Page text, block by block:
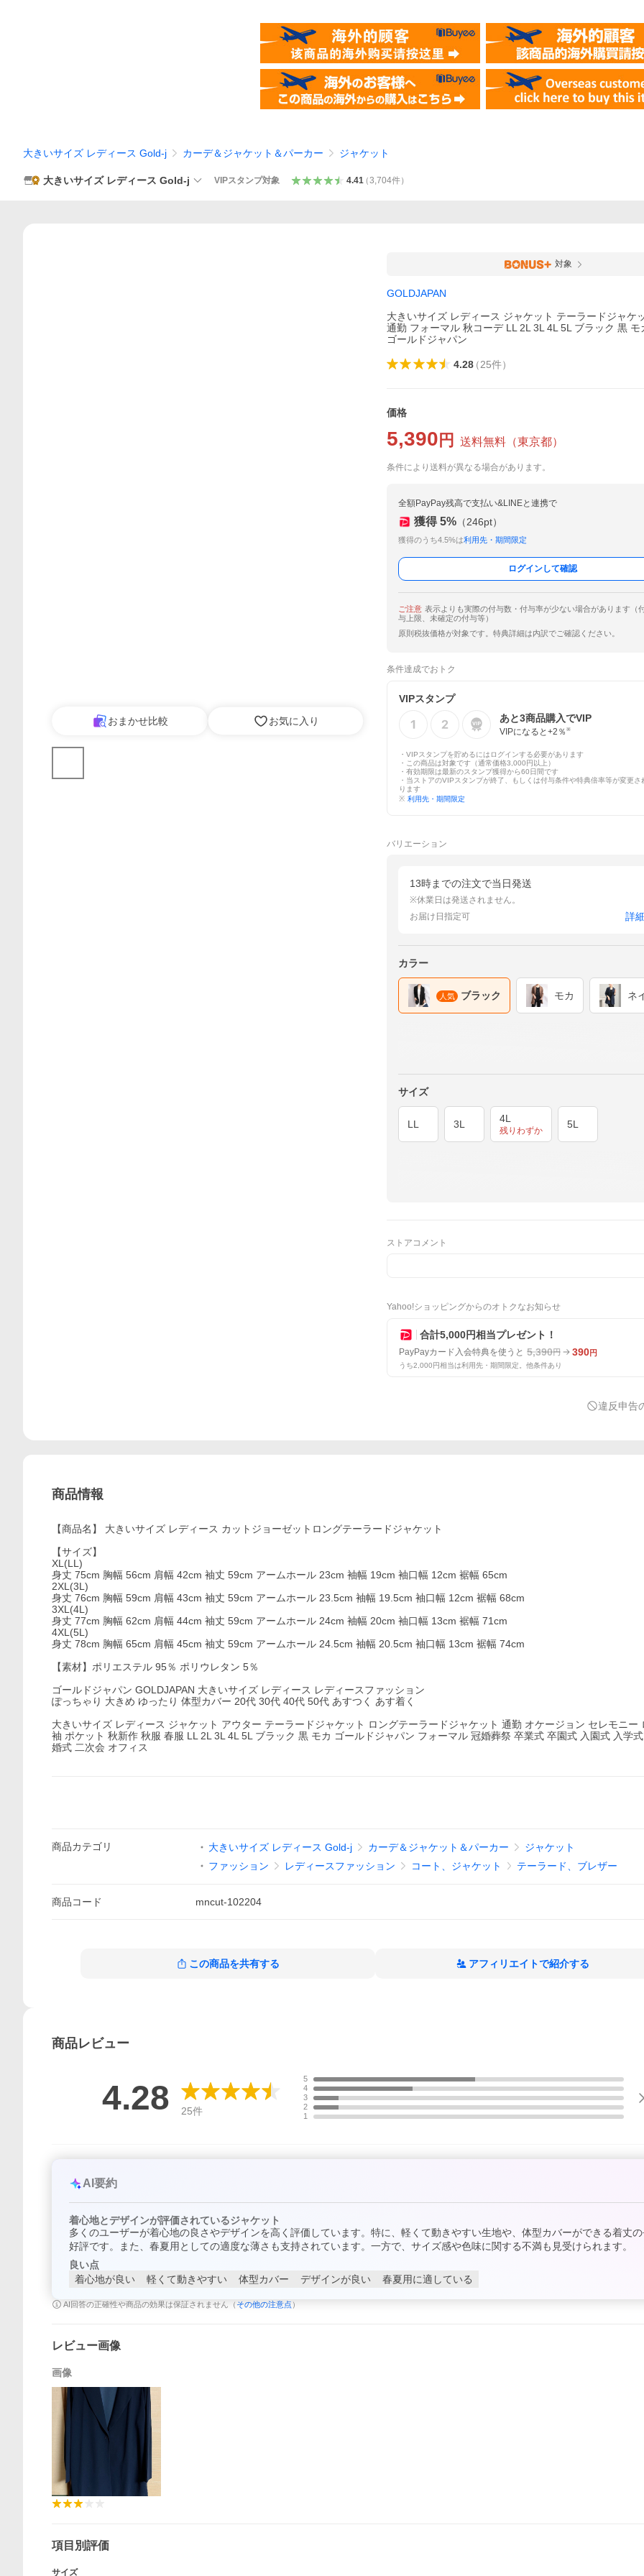
大きいサイズ レディース Gold-j カーデ＆ジャケット＆パーカー ジャケット
大きいサイズ レディース Gold-j VIPスタンプ対象 4.41（3,704件）
おまかせ比較 お気に入り
対象
GOLDJAPAN
大きいサイズ レディース ジャケット テーラードジャケ
通勤 フォーマル 秋コーデ LL 2L 3L 4L 5L ブラック 黒 モ
ゴールドジャパン
4.28（25件）
価格
5,390 円 送料無料 （東京都）
条件により送料が異なる場合があります。
全額PayPay残高で支払い&LINEと連携で
獲得 5% （246pt）
獲得のうち4.5%は利用先・期間限定
ログインして確認
ご注意 表示よりも実際の付与数・付与率が少ない場合があります（
与上限、未確定の付与等）
原則税抜価格が対象です。特典詳細は内訳でご確認ください。
条件達成でおトク
VIPスタンプ
あと3商品購入でVIP
VIPになると+2 ％ ※
・VIPスタンプを貯めるにはログインする必要があります
・この商品は対象です（通常価格3,000円以上）
・有効期限は最新のスタンプ獲得から60日間です
・当ストアのVIPスタンプが終了、もしくは付与条件や特典倍率等が変更さ
ります
※ 利用先・期間限定
バリエーション
13時までの注文で当日発送
※休業日は発送されません。
お届け日指定可
詳
カラー
人気 ブラック モカ ネ
サイズ
LL 3L 4L
残りわずか
5L
ストアコメント
Yahoo!ショッピングからのオトクなお知らせ
合計5,000円相当プレゼント！
PayPayカード入会特典を使うと 5,390円 390円
うち2,000円相当は利用先・期間限定。他条件あり
違反申告
商品情報
【商品名】 大きいサイズ レディース カットジョーゼットロングテーラードジャケット
【サイズ】
XL(LL)
身丈 75cm 胸幅 56cm 肩幅 42cm 袖丈 59cm アームホール 23cm 袖幅 19cm 袖口幅 12cm 裾幅 65cm
2XL(3L)
身丈 76cm 胸幅 59cm 肩幅 43cm 袖丈 59cm アームホール 23.5cm 袖幅 19.5cm 袖口幅 12cm 裾幅 68cm
3XL(4L)
身丈 77cm 胸幅 62cm 肩幅 44cm 袖丈 59cm アームホール 24cm 袖幅 20cm 袖口幅 13cm 裾幅 71cm
4XL(5L)
身丈 78cm 胸幅 65cm 肩幅 45cm 袖丈 59cm アームホール 24.5cm 袖幅 20.5cm 袖口幅 13cm 裾幅 74cm
【素材】ポリエステル 95％ ポリウレタン 5％
ゴールドジャパン GOLDJAPAN 大きいサイズ レディース レディースファッション
ぽっちゃり 大きめ ゆったり 体型カバー 20代 30代 40代 50代 あすつく あす着く
大きいサイズ レディース ジャケット アウター テーラードジャケット ロングテーラードジャケット 通勤 オケージョン セレモニー
袖 ポケット 秋新作 秋服 春服 LL 2L 3L 4L 5L ブラック 黒 モカ ゴールドジャパン フォーマル 冠婚葬祭 卒業式 卒園式 入園式 入学
婚式 二次会 オフィス
商品カテゴリ 大きいサイズ レディース Gold-j カーデ＆ジャケット＆パーカー
ジャケット
ファッション
レディースファッション コート、ジャケット テーラード、ブレザー
商品コード mncut-102204
この商品を共有する アフィリエイトで紹介する
商品レビュー
4.28 25件
5
4
3
2
1
AI要約
着心地とデザインが評価されているジャケット
多くのユーザーが着心地の良さやデザインを高く評価しています。特に、軽くて動きやすい生地や、体型カバーができる着丈
好評です。また、春夏用としての適度な薄さも支持されています。一方で、サイズ感や色味に関する不満も見受けられます。
良い点
着心地が良い
軽くて動きやすい 体型カバー デザインが良い 春夏用に適している
AI回答の正確性や商品の効果は保証されません（ その他の注意点 ）
レビュー画像
画像
項目別評価
サイズ